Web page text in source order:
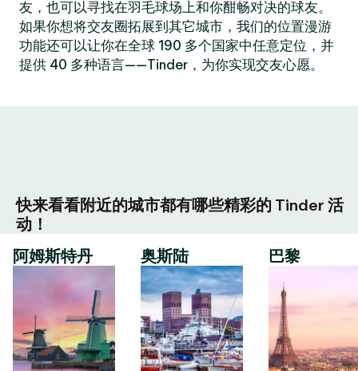
友，也可以寻找在羽毛球场上和你酣畅对决的球友。
如果你想将交友圈拓展到其它城市，我们的位置漫游
功能还可以让你在全球 190 多个国家中任意定位，并
提供 40 多种语言——Tinder，为你实现交友心愿。
快来看看附近的城市都有哪些精彩的 Tinder 活
动！
阿姆斯特丹
奥斯陆 巴黎